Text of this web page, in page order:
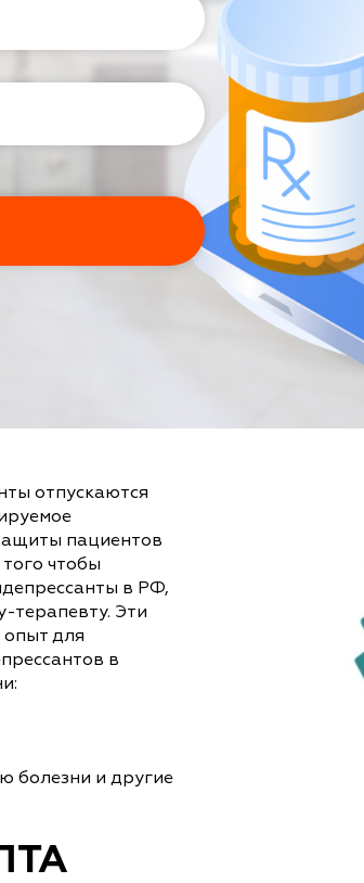
отпускаются
пациентов
чтобы
в РФ,
терапевту. Эти
для
в
болезни и другие